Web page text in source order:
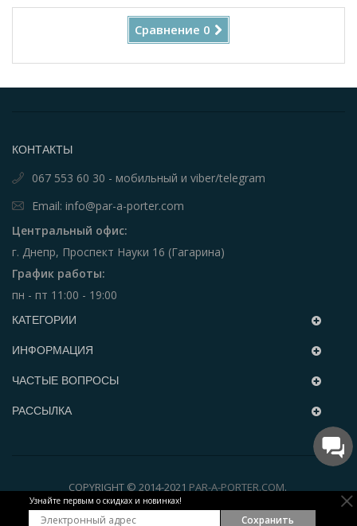
Узнайте первым о скидках и новинках!
Сохранить
Купить!
Сравнение 0
КОНТАКТЫ
067 553 60 30 - мобильный и viber/telegram
Email: info@par-a-porter.com
Центральный офис:
г. Днепр, Проспект Науки 16 (Гагарина)
График работы:
пн - пт 11:00 - 19:00
КАТЕГОРИИ
ИНФОРМАЦИЯ
ЧАСТЫЕ ВОПРОСЫ
РАССЫЛКА
COPYRIGHT © 2014-2021 PAR-A-PORTER.COM.